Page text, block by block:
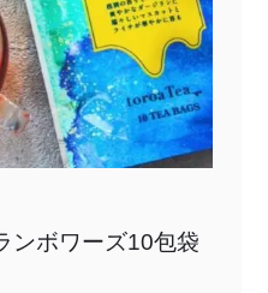
ンボワーズ10包袋